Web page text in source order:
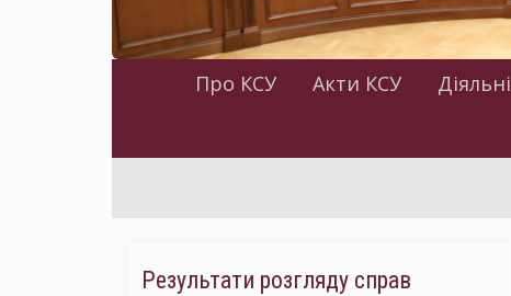
Про КСУ Акти КСУ
Результати розгляду справ